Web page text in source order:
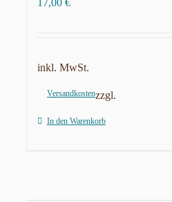
inkl. MwSt.
zzgl.
Versandkosten
In den Warenkorb